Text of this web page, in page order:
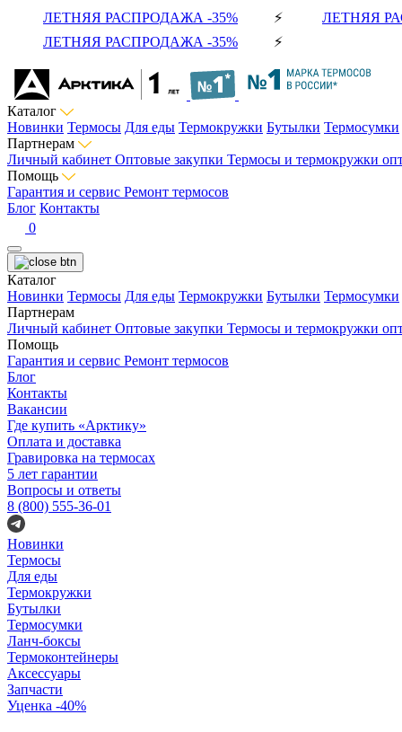
ЛЕТНЯЯ РАСПРОДАЖА -35% ⚡ ЛЕТНЯЯ
ЛЕТНЯЯ РАСПРОДАЖА -35% ⚡
Каталог
Новинки Термосы Для еды Термокружки Бутылки Термосумки
Партнерам
Личный кабинет Оптовые закупки Термосы и термокружки
Помощь
Гарантия и сервис Ремонт термосов
Блог Контакты
0
Каталог
Новинки Термосы Для еды Термокружки Бутылки Термосумки
Партнерам
Личный кабинет Оптовые закупки Термосы и термокружки
Помощь
Гарантия и сервис Ремонт термосов
Блог
Контакты
Вакансии
Где купить «Арктику»
Оплата и доставка
Гравировка на термосах
5 лет гарантии
Вопросы и ответы
8 (800) 555-36-01
Новинки
Термосы
Для еды
Термокружки
Бутылки
Термосумки
Ланч-боксы
Термоконтейнеры
Аксессуары
Запчасти
Уценка -40%